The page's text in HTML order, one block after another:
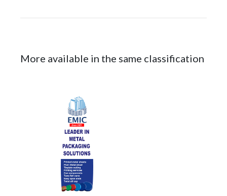
More available in the same classification